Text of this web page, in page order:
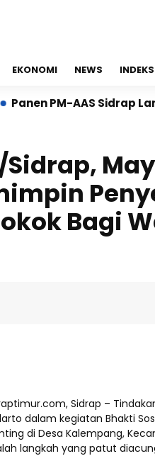
EKONOMI NEWS INDEKS
AAS Sidrap Lampaui
Sidrap,
Bagi
Sidrap –
dalam kegiatan Bhakti
di Desa Kalempang,
langkah yang patut